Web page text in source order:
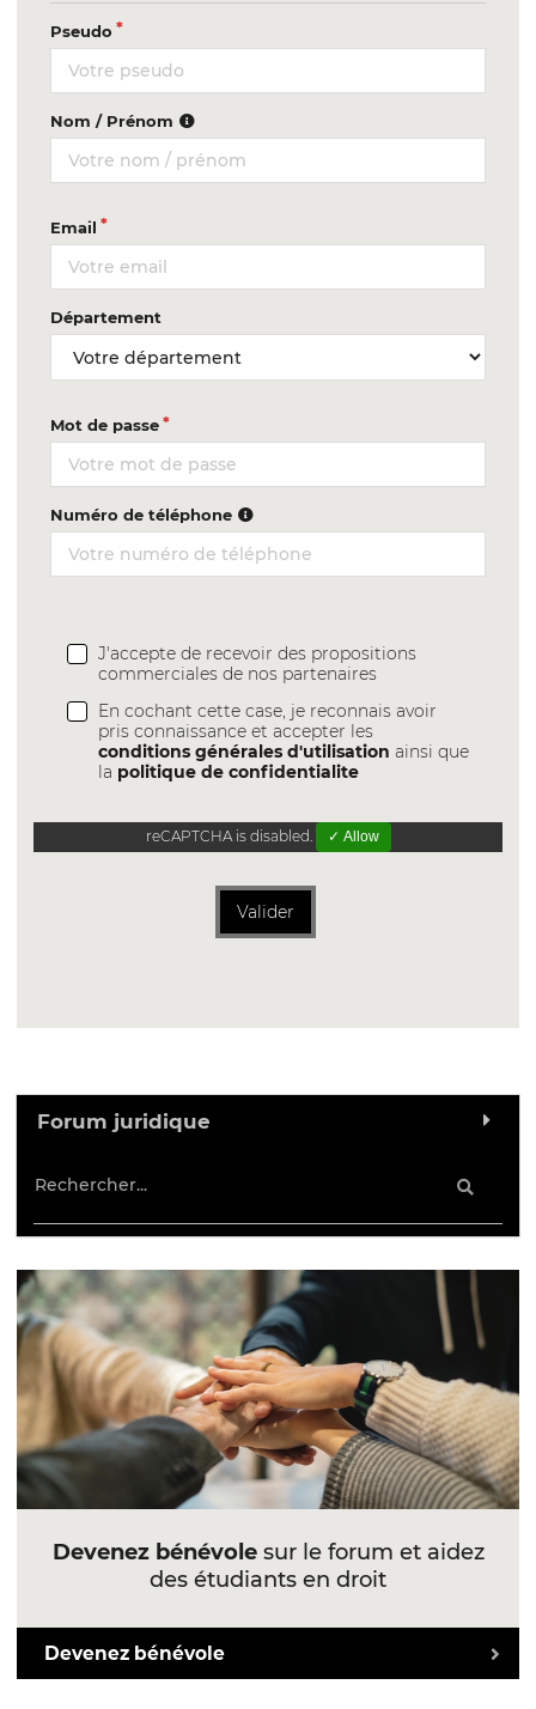
Pseudo
Nom / Prénom
Email
Département
Mot de passe
Numéro de téléphone
J'accepte de recevoir des propositions
commerciales de nos partenaires
En cochant cette case, je reconnais avoir
pris connaissance et accepter les
conditions générales d'utilisation ainsi que
la politique de confidentialite
reCAPTCHA is disabled. ✓ Allow
Valider
Forum juridique
Devenez bénévolesur le forum et aidez
des étudiants en droit
Devenez bénévole